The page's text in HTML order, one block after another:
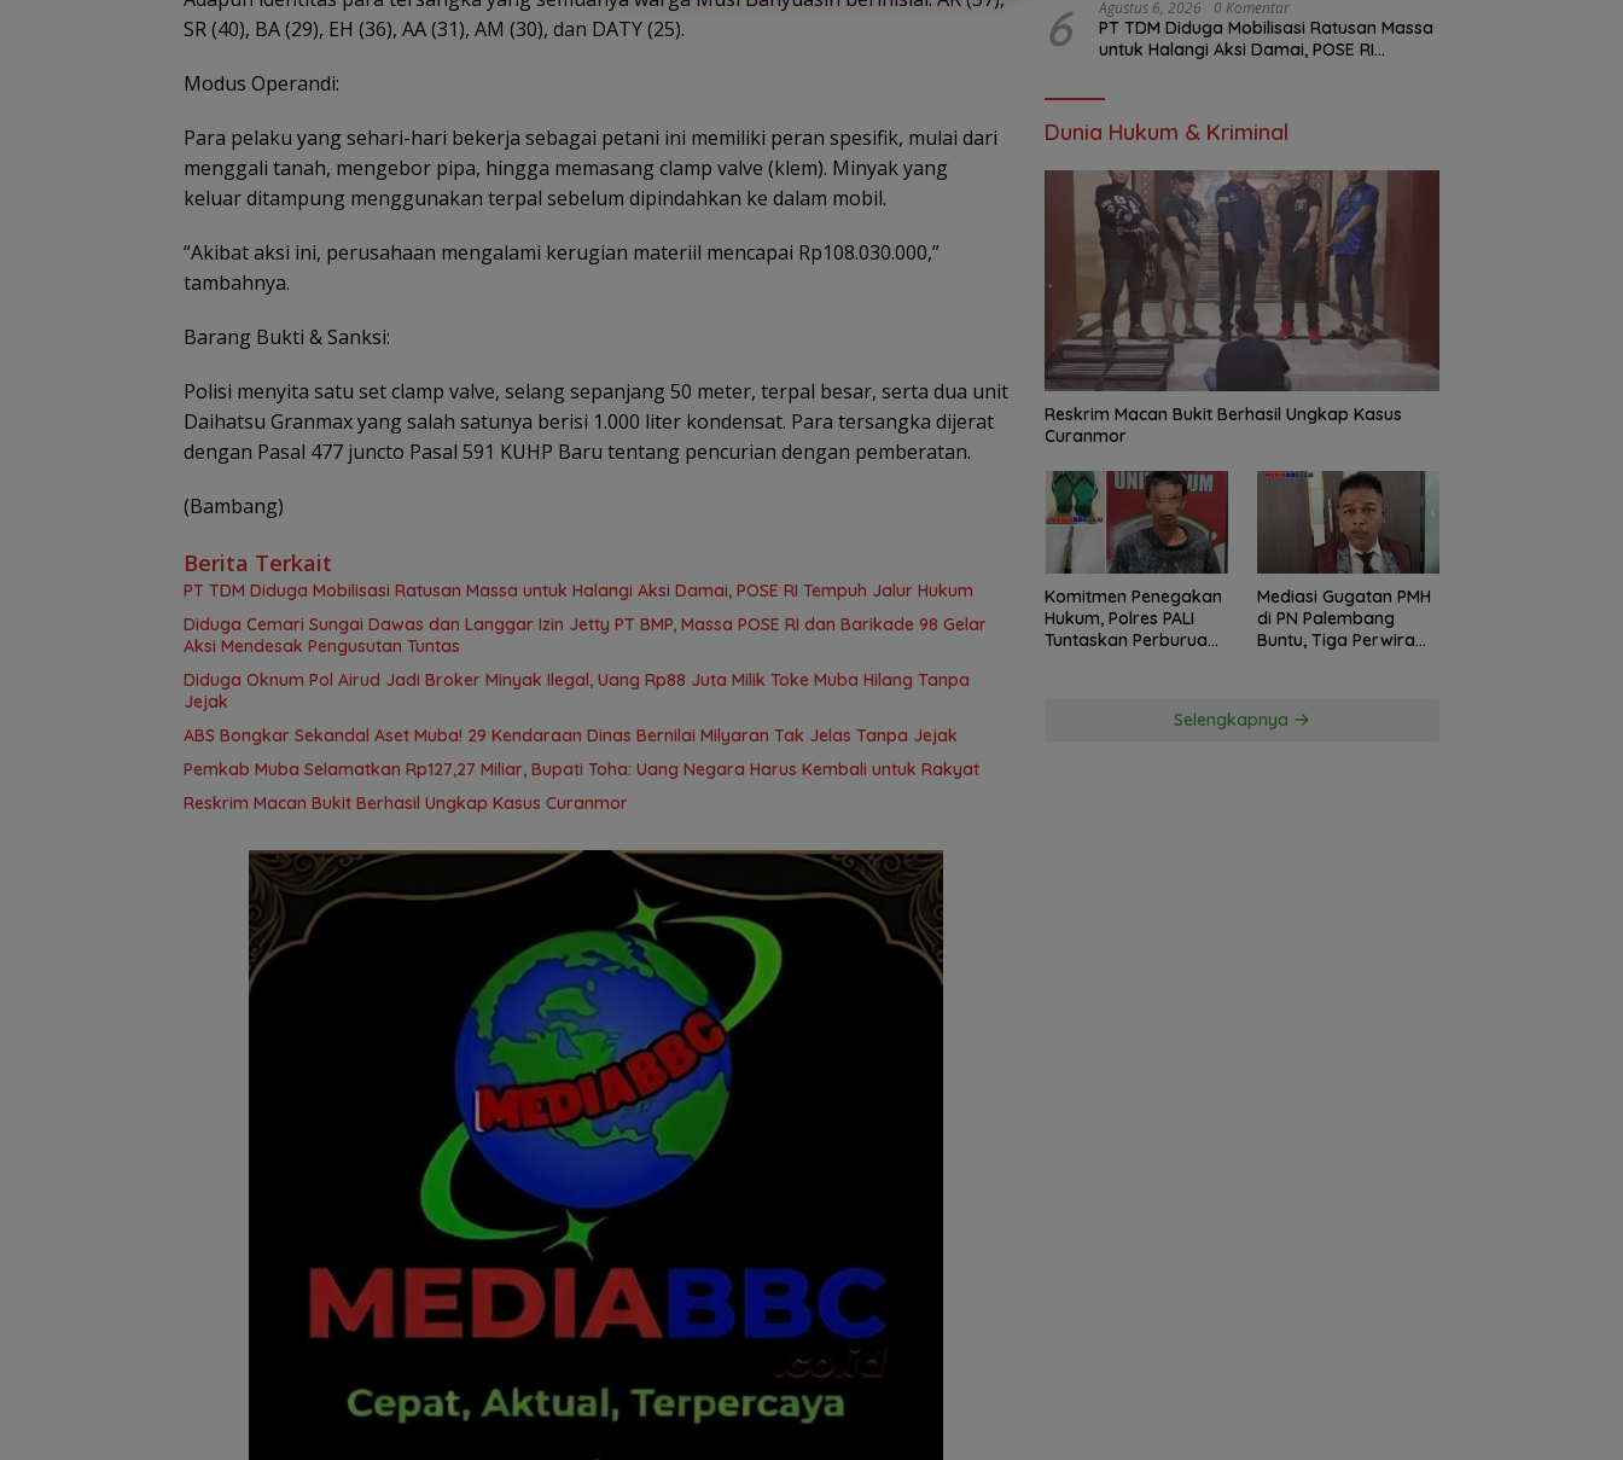
SR (40), BA (29), EH (36), AA (31), AM (30), dan DATY (25).
Modus Operandi:
Para pelaku yang sehari-hari bekerja sebagai petani ini memiliki peran spesifik, mulai dari
menggali tanah, mengebor pipa, hingga memasang clamp valve (klem). Minyak yang
keluar ditampung menggunakan terpal sebelum dipindahkan ke dalam mobil.
“Akibat aksi ini, perusahaan mengalami kerugian materiil mencapai Rp108.030.000,”
tambahnya.
Barang Bukti & Sanksi:
Polisi menyita satu set clamp valve, selang sepanjang 50 meter, terpal besar, serta dua unit
Daihatsu Granmax yang salah satunya berisi 1.000 liter kondensat. Para tersangka dijerat
dengan Pasal 477 juncto Pasal 591 KUHP Baru tentang pencurian dengan pemberatan.
(Bambang)
Berita Terkait
PT TDM Diduga Mobilisasi Ratusan Massa untuk Halangi Aksi Damai, POSE RI Tempuh Jalur Hukum
Diduga Cemari Sungai Dawas dan Langgar Izin Jetty PT BMP, Massa POSE RI dan Barikade 98 Gelar
Aksi Mendesak Pengusutan Tuntas
Diduga Oknum Pol Airud Jadi Broker Minyak Ilegal, Uang Rp88 Juta Milik Toke Muba Hilang Tanpa
Jejak
ABS Bongkar Sekandal Aset Muba! 29 Kendaraan Dinas Bernilai Milyaran Tak Jelas Tanpa Jejak
Pemkab Muba Selamatkan Rp127,27 Miliar, Bupati Toha: Uang Negara Harus Kembali untuk Rakyat
Reskrim Macan Bukit Berhasil Ungkap Kasus Curanmor
6 Agustus 6, 2026 0 Komentar
PT TDM Diduga Mobilisasi Ratusan Massa
untuk Halangi Aksi Damai, POSE RI
Dunia Hukum & Kriminal
Reskrim Macan Bukit Berhasil Ungkap Kasus
Curanmor
Komitmen Penegakan
Hukum, Polres PALI
Tuntaskan Perburuan
Mediasi Gugatan PMH
di PN Palembang
Buntu, Tiga Perwira
Pertanyakan
Selengkapnya